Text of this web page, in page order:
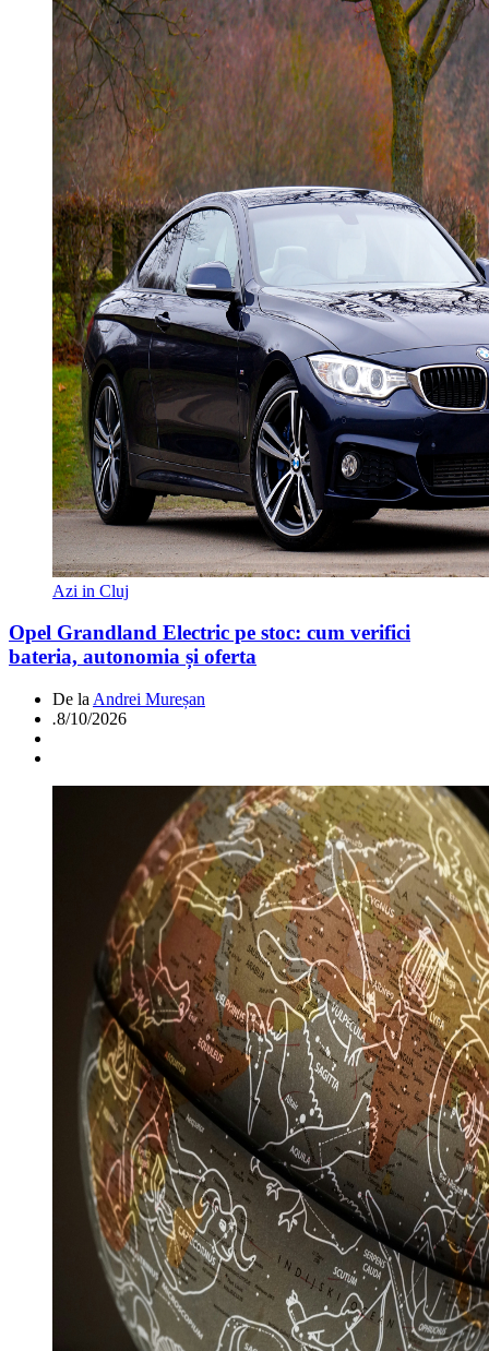
Azi in Cluj
Opel Grandland Electric pe stoc: cum verifici
bateria, autonomia și oferta
De la Andrei Mureșan
.8/10/2026